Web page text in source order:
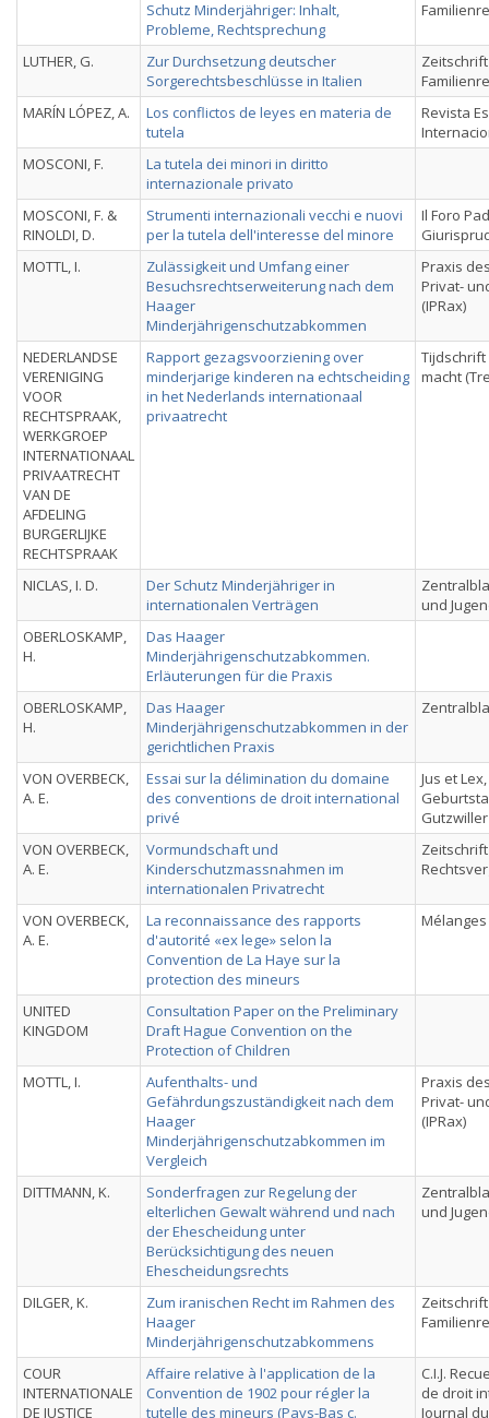
Schutz Minderjähriger: Inhalt,
Probleme, Rechtsprechung
LUTHER, G.
Zur Durchsetzung deutscher
Sorgerechtsbeschlüsse in Italien
MARÍN LÓPEZ, A.
Los conflictos de leyes en materia de
tutela
Revista
MOSCONI, F.
La tutela dei minori in diritto
internazionale privato
MOSCONI, F. &
RINOLDI, D.
Strumenti internazionali vecchi e nuovi
per la tutela dell'interesse del minore
Il Foro
MOTTL, I.
Zulässigkeit und Umfang einer
Besuchsrechtserweiterung nach dem
Haager
Minderjährigenschutzabkommen
Praxis
Privat-
(IPRax)
NEDERLANDSE
VERENIGING
VOOR
RECHTSPRAAK,
WERKGROEP
INTERNATIONAAL
PRIVAATRECHT
VAN DE
AFDELING
BURGERLIJKE
RECHTSPRAAK
Rapport gezagsvoorziening over
minderjarige kinderen na echtscheiding
in het Nederlands internationaal
privaatrecht
macht
NICLAS, I. D.
Der Schutz Minderjähriger in
internationalen Verträgen
und
OBERLOSKAMP,
H.
Das Haager
Minderjährigenschutzabkommen.
Erläuterungen für die Praxis
OBERLOSKAMP,
H.
Das Haager
Minderjährigenschutzabkommen in der
gerichtlichen Praxis
VON OVERBECK,
A. E.
Essai sur la délimination du domaine
des conventions de droit international
privé
Jus et
Gutzwiller
VON OVERBECK,
A. E.
Vormundschaft und
Kinderschutzmassnahmen im
internationalen Privatrecht
VON OVERBECK,
A. E.
La reconnaissance des rapports
d'autorité «ex lege» selon la
Convention de La Haye sur la
protection des mineurs
UNITED
KINGDOM
Consultation Paper on the Preliminary
Draft Hague Convention on the
Protection of Children
MOTTL, I.
Aufenthalts- und
Gefährdungszuständigkeit nach dem
Haager
Minderjährigenschutzabkommen im
Vergleich
Praxis
Privat-
(IPRax)
DITTMANN, K.
Sonderfragen zur Regelung der
elterlichen Gewalt während und nach
der Ehescheidung unter
Berücksichtigung des neuen
Ehescheidungsrechts
und
DILGER, K.
Zum iranischen Recht im Rahmen des
Haager
Minderjährigenschutzabkommens
COUR
INTERNATIONALE
DE JUSTICE
Affaire relative à l'application de la
Convention de 1902 pour régler la
tutelle des mineurs (Pays-Bas c.
C.I.J.
de droit
Journal